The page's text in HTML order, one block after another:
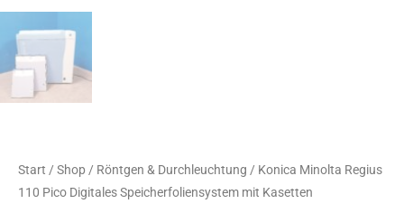
Start / Shop / Röntgen & Durchleuchtung / Konica Minolta Regius
110 Pico Digitales Speicherfoliensystem mit Kasetten